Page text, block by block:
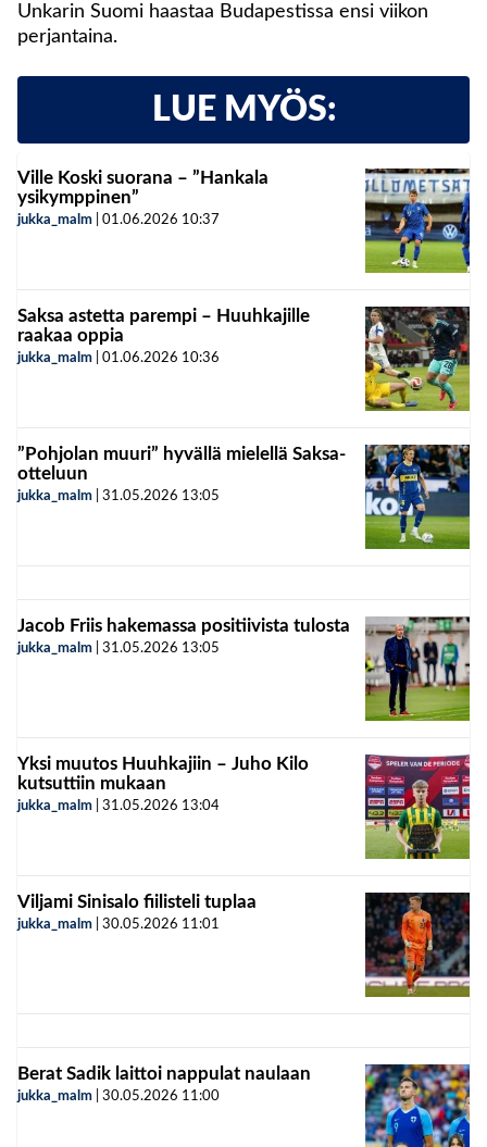
Unkarin Suomi haastaa Budapestissa ensi viikon
perjantaina.
LUE MYÖS:
Ville Koski suorana – ”Hankala
ysikymppinen”
jukka_malm 01.06.2026 10:37
Saksa astetta parempi – Huuhkajille
raakaa oppia
jukka_malm 01.06.2026 10:36
”Pohjolan muuri” hyvällä mielellä Saksa-
otteluun
jukka_malm 31.05.2026 13:05
Jacob Friis hakemassa positiivista tulosta
jukka_malm 31.05.2026 13:05
Yksi muutos Huuhkajiin – Juho Kilo
kutsuttiin mukaan
jukka_malm 31.05.2026 13:04
Viljami Sinisalo fiilisteli tuplaa
jukka_malm 30.05.2026 11:01
Berat Sadik laittoi nappulat naulaan
jukka_malm 30.05.2026 11:00